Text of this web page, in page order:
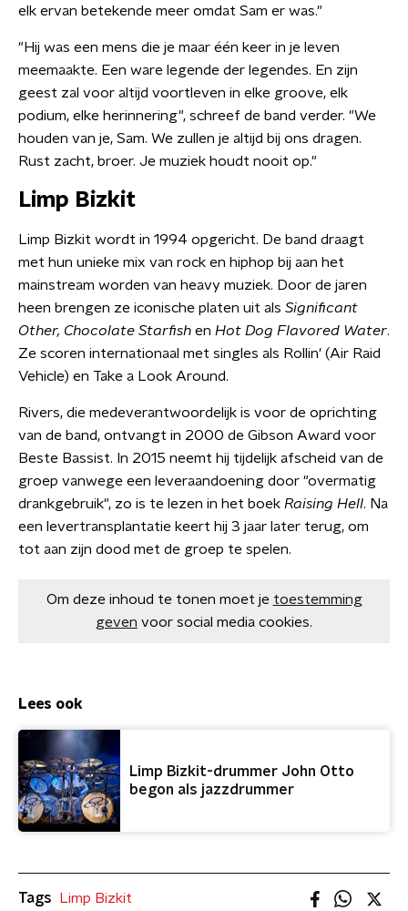
elk ervan betekende meer omdat Sam er was."
"Hij was een mens die je maar één keer in je leven
meemaakte. Een ware legende der legendes. En zijn
geest zal voor altijd voortleven in elke groove, elk
podium, elke herinnering", schreef de band verder. "We
houden van je, Sam. We zullen je altijd bij ons dragen.
Rust zacht, broer. Je muziek houdt nooit op."
Limp Bizkit
Limp Bizkit wordt in 1994 opgericht. De band draagt
met hun unieke mix van rock en hiphop bij aan het
mainstream worden van heavy muziek. Door de jaren
heen brengen ze iconische platen uit als Significant
Other, Chocolate Starfish en Hot Dog Flavored Water.
Ze scoren internationaal met singles als Rollin' (Air Raid
Vehicle) en Take a Look Around.
Rivers, die medeverantwoordelijk is voor de oprichting
van de band, ontvangt in 2000 de Gibson Award voor
Beste Bassist. In 2015 neemt hij tijdelijk afscheid van de
groep vanwege een leveraandoening door "overmatig
drankgebruik", zo is te lezen in het boek Raising Hell. Na
een levertransplantatie keert hij 3 jaar later terug, om
tot aan zijn dood met de groep te spelen.
Om deze inhoud te tonen moet je toestemming
geven voor social media cookies.
Lees ook
Limp Bizkit-drummer John Otto
begon als jazzdrummer
Tags
Limp Bizkit